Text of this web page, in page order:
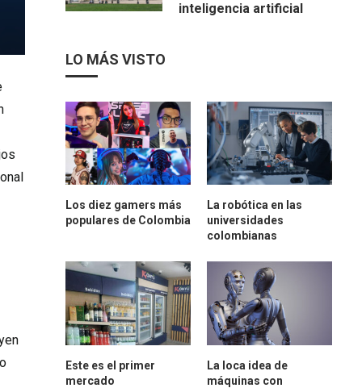
inteligencia artificial
LO MÁS VISTO
Los diez gamers más
populares de Colombia
La robótica en las
universidades
colombianas
Este es el primer
mercado
La loca idea de
máquinas con